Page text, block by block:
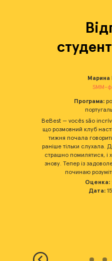
SMM-
Марина
BeBest — vocês são
що розмовний клуб
тижня почала
раніше тільки слухала.
страшно помилятися, і
знову. Тепер із
починаю
Оценка:
Програма:
Дата: